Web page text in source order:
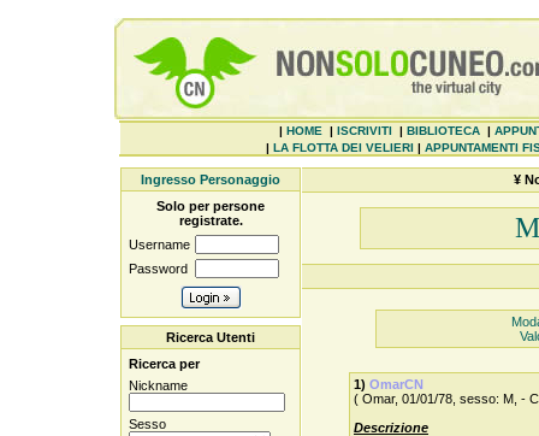
| HOME | ISCRIVITI| BIBLIOTECA|
| LA FLOTTA DEI VELIERI | APPUNTAMENTI
Ingresso Personaggio
Solo per persone
registrate.
Username
Password
Ricerca Utenti
Ricerca per
Nickname
Sesso
¥
1) OmarCN
( Omar, 01/01/78, sesso: M, -
Descrizione